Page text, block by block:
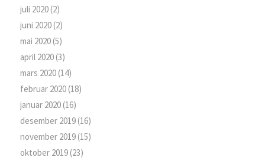
juli 2020(2)
juni 2020(2)
mai 2020(5)
april 2020(3)
mars 2020(14)
februar 2020(18)
januar 2020(16)
desember 2019(16)
november 2019(15)
oktober 2019(23)